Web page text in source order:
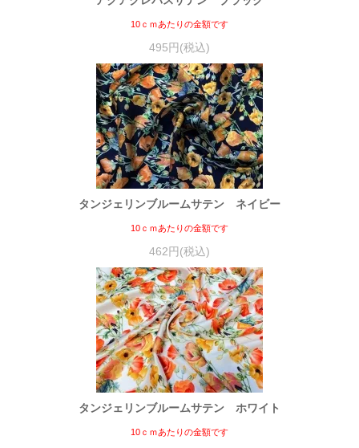
10ｃｍあたりの金額です
495円(税込)
タンジェリンブルームサテン ネイビー
10ｃｍあたりの金額です
462円(税込)
タンジェリンブルームサテン ホワイト
10ｃｍあたりの金額です